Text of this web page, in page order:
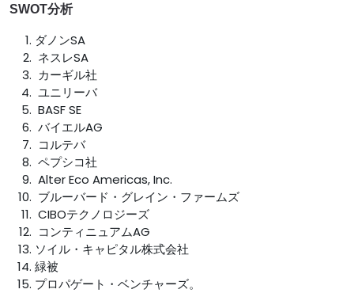
SWOT分析
ダノンSA
ネスレSA
カーギル社
ユニリーバ
BASF SE
バイエルAG
コルテバ
ペプシコ社
Alter Eco Americas, Inc.
ブルーバード・グレイン・ファームズ
CIBOテクノロジーズ
コンティニュアムAG
ソイル・キャピタル株式会社
緑被
プロパゲート・ベンチャーズ。